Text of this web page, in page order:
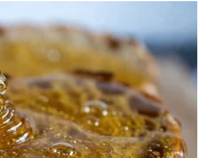
da neko izgovori reči koje ste dugo
donosite odluku da više ne potiskujete emocije,
sjaj, osmeh i želju da sve bude posebno. Ipak,
i priznanjem.
koji učvršćuje odnos. Slobodni Lavovi